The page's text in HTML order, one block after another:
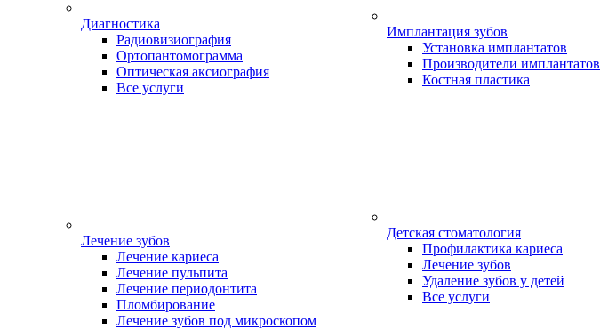
Диагностика
Радиовизиография
Ортопантомограмма
Оптическая аксиография
Все услуги
Лечение зубов
Лечение кариеса
Лечение пульпита
Лечение периодонтита
Пломбирование
Лечение зубов под микроскопом
Имплантация зубов
Установка имплантатов
Производители имплантатов
Костная пластика
Детская стоматология
Профилактика кариеса
Лечение зубов
Удаление зубов у детей
Все услуги